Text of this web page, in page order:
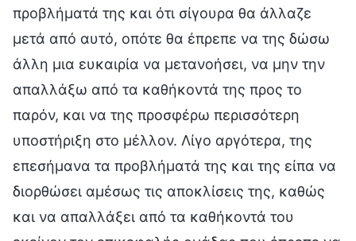
προβλήματά της και ότι σίγουρα θα άλλαζε
μετά από αυτό, οπότε θα έπρεπε να της δώσω
άλλη μια ευκαιρία να μετανοήσει, να μην την
απαλλάξω από τα καθήκοντά της προς το
παρόν, και να της προσφέρω περισσότερη
υποστήριξη στο μέλλον. Λίγο αργότερα, της
επεσήμανα τα προβλήματά της και της είπα να
διορθώσει αμέσως τις αποκλίσεις της, καθώς
και να απαλλάξει από τα καθήκοντά του